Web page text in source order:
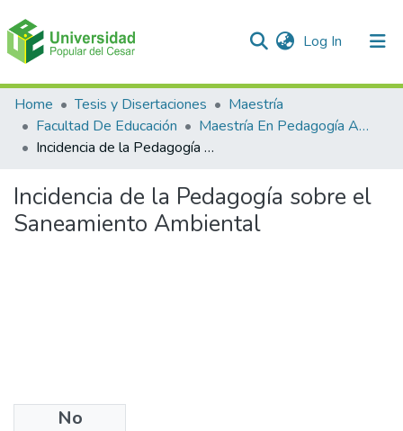
Log In (current)
Communities & Collections
All of DSpace
Home Tesis y Disertaciones
Maestría
Facultad De Educación
Maestría En Pedagogía Ambiental Para El desarrollo Sostenible
Incidencia de la Pedagogía sobre el Saneamiento Ambiental
Incidencia de la Pedagogía sobre el
Saneamiento Ambiental
No